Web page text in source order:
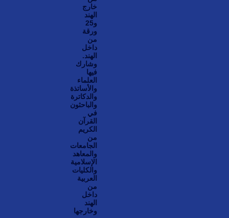
خارج
الهند
و25
ورقة
من
داخل
الهند.
وشارك
فيها
العلماء
والأساتذة
والدكاترة
والباحثون
في
القرآن
الكريم
من
الجامعات
والمعاهد
الإسلامية
والكليات
العربية
من
داخل
الهند
وخارجها